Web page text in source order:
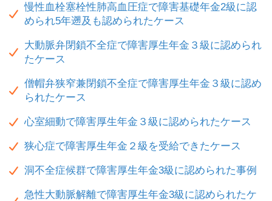
慢性血栓塞栓性肺高血圧症で障害基礎年金2級に認
められ5年遡及も認められたケース
大動脈弁閉鎖不全症で障害厚生年金３級に認められ
たケース
僧帽弁狭窄兼閉鎖不全症で障害厚生年金３級に認め
られたケース
心室細動で障害厚生年金３級に認められたケース
狭心症で障害厚生年金２級を受給できたケース
洞不全症候群で障害厚生年金3級に認められた事例
急性大動脈解離で障害厚生年金3級に認められたケ